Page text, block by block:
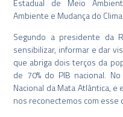
Estadual de Meio
Ambiente e Mudança do Clima
Segundo a presidente da
sensibilizar, informar e dar
que abriga dois terços da
de 70% do PIB nacional.
Nacional da Mata Atlântica, e
nos reconectemos com esse